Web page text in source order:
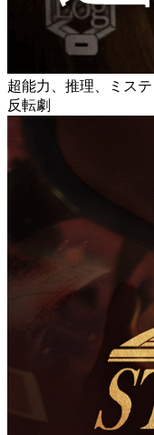
超能力、推理、ミス
反転劇